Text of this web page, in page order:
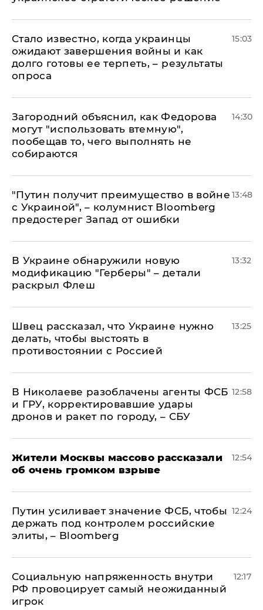
Стало известно, когда украинцы
ожидают завершения войны и как
долго готовы ее терпеть, – результаты
опроса
15:03
Загородний объяснил, как Федорова
могут "использовать втемную",
пообещав то, чего выполнять не
собираются
14:30
"Путин получит преимущество в войне
с Украиной", – колумнист Bloomberg
предостерег Запад от ошибки
13:48
В Украине обнаружили новую
модификацию "Герберы" – детали
раскрыл Флеш
13:32
Швец рассказал, что Украине нужно
делать, чтобы выстоять в
противостоянии с Россией
13:25
В Николаеве разоблачены агенты ФСБ
и ГРУ, корректировавшие удары
дронов и ракет по городу, – СБУ
12:58
Жители Москвы массово рассказали
об очень громком взрыве
12:54
Путин усиливает значение ФСБ, чтобы
держать под контролем российские
элиты, – Bloomberg
12:24
Социальную напряженность внутри
РФ провоцирует самый неожиданный
игрок
12:17